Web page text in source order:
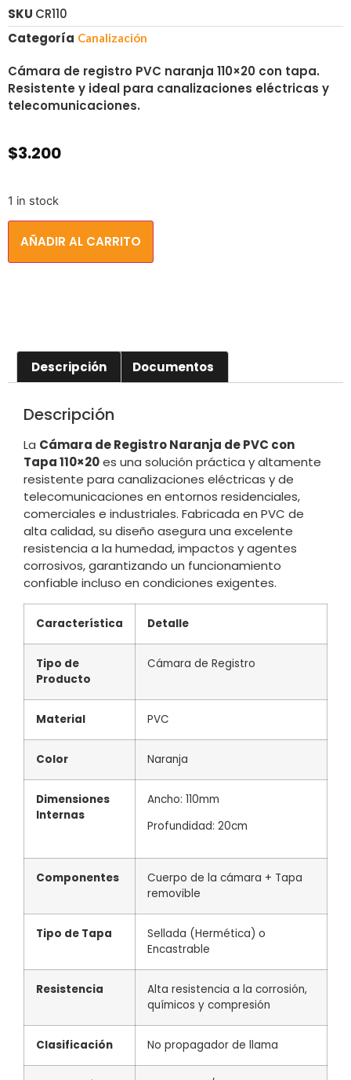
SKU CR110
Categoría Canalización
Cámara de registro PVC naranja 110×20 con tapa.
Resistente y ideal para canalizaciones eléctricas y
telecomunicaciones.
$3.200
1 in stock
AÑADIR AL CARRITO
Descripción Documentos
Descripción
La Cámara de Registro Naranja de PVC con
Tapa 110×20es una solución práctica y altamente
resistente para canalizaciones eléctricas y de
telecomunicaciones en entornos residenciales,
comerciales e industriales. Fabricada en PVC de
alta calidad, su diseño asegura una excelente
resistencia a la humedad, impactos y agentes
corrosivos, garantizando un funcionamiento
confiable incluso en condiciones exigentes.
Característica Detalle
Tipo de
Producto
Cámara de Registro
Material PVC
Color Naranja
Dimensiones
Internas
Ancho: 110mm
Profundidad: 20cm
Componentes
Cuerpo de la cámara + Tapa
removible
Tipo de Tapa
Sellada (Hermética) o
Encastrable
Resistencia
Alta resistencia a la corrosión,
químicos y compresión
Clasificación No propagador de llama